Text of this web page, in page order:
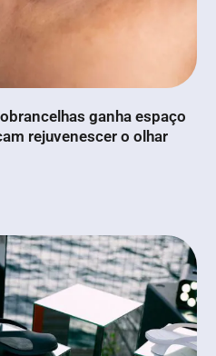
ganha espaço
rejuvenescer o olhar